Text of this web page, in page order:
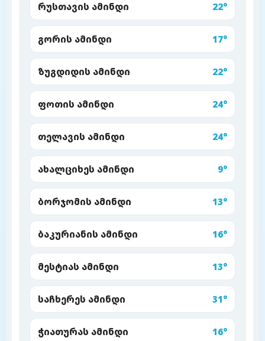
რუსთავის ამინდი 22°
გორის ამინდი 17°
ზუგდიდის ამინდი 22°
ფოთის ამინდი 24°
თელავის ამინდი 24°
ახალციხეს ამინდი 9°
ბორჯომის ამინდი 13°
ბაკურიანის ამინდი 16°
მესტიას ამინდი 13°
საჩხერეს ამინდი 31°
ჭიათურას ამინდი 16°